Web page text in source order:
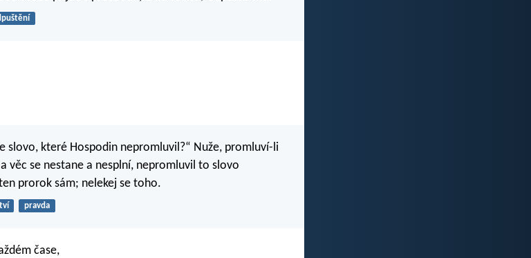
slovo, které Hospodin nepromluvil?“ Nuže, promluví-li
věc se nestane a nesplní, nepromluvil to slovo
prorok sám; nelekej se toho.
pravda
čase,